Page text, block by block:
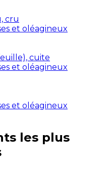
cru
et oléagineux
cuite
et oléagineux
et oléagineux
les plus